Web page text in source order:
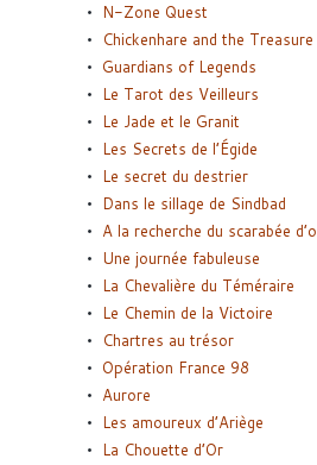
N-Zone Quest
Chickenhare and the
Guardians of Legends
Le Tarot des Veilleurs
Le Jade et le Granit
Les Secrets de l’Égide
Le secret du destrier
Dans le sillage de Sindbad
A la recherche du scarabée
Une journée fabuleuse
La Chevalière du Téméraire
Le Chemin de la Victoire
Chartres au trésor
Opération France 98
Aurore
Les amoureux d’Ariège
La Chouette d’Or